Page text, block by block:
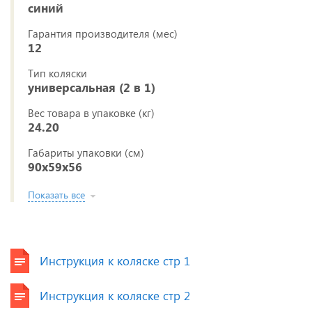
синий
Гарантия производителя (мес)
12
Тип коляски
универсальная (2 в 1)
Вес товара в упаковке (кг)
24.20
Габариты упаковки (см)
90x59x56
Показать все
Инструкция к коляске стр 1
Инструкция к коляске стр 2